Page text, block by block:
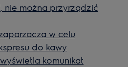
nie można przyrządzić
w celu
do kawy
komunikat